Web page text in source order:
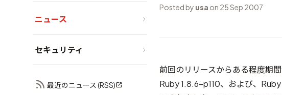
ニュース
セキュリティ
最近のニュース (RSS)
Posted by usa on 25 Sep 2007
前回のリリースからある程度期
Ruby 1.8.6-p110、および、